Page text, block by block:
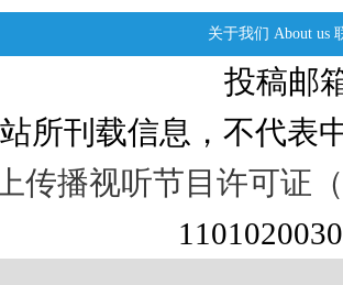
关于我们 About us
投稿邮
所刊载信息，不代表
传播视听节目许可证